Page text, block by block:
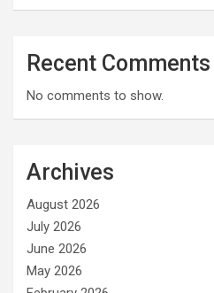
Recent Comments
No comments to show.
Archives
August 2026
July 2026
June 2026
May 2026